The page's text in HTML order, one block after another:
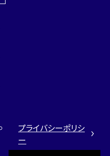
プライバシーポリシ
ー